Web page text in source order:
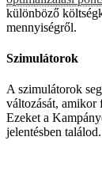
különböző
mennyiségről.
Szimulátorok
A szimulátorok
változását, amikor
Ezeket a
jelentésben találod.